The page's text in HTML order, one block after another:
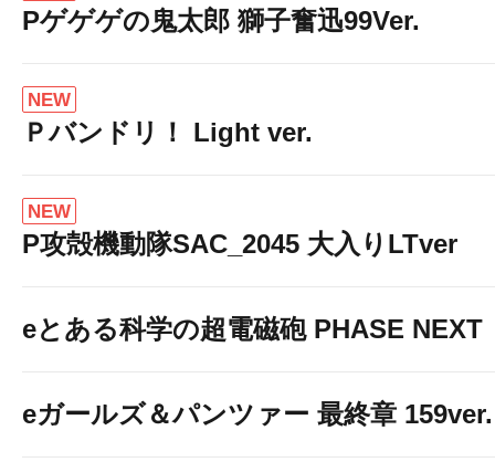
Pゲゲゲの鬼太郎 獅子奮迅99Ver.
NEW
Ｐバンドリ！ Light ver.
NEW
P攻殻機動隊SAC_2045 大入りLTver
eとある科学の超電磁砲 PHASE NEXT
eガールズ＆パンツァー 最終章 159ver.